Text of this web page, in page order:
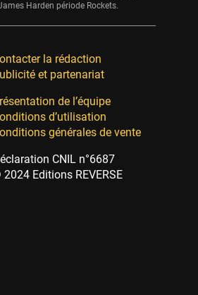
Harden période Rockets.
la rédaction
et partenariat
de l’équipe
d’utilisation
générales de vente
CNIL n°6687
Editions REVERSE